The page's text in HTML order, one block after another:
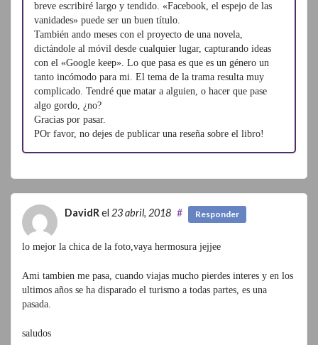
breve escribiré largo y tendido. «Facebook, el espejo de las
vanidades» puede ser un buen título.
También ando meses con el proyecto de una novela,
dictándole al móvil desde cualquier lugar, capturando ideas
con el «Google keep». Lo que pasa es que es un género un
tanto incómodo para mi. El tema de la trama resulta muy
complicado. Tendré que matar a alguien, o hacer que pase
algo gordo, ¿no?
Gracias por pasar.
POr favor, no dejes de publicar una reseña sobre el libro!
DavidRel 23 abril, 2018 # Responder
lo mejor la chica de la foto,vaya hermosura jejjee
Ami tambien me pasa, cuando viajas mucho pierdes interes y en los
ultimos años se ha disparado el turismo a todas partes, es una
pasada.
saludos